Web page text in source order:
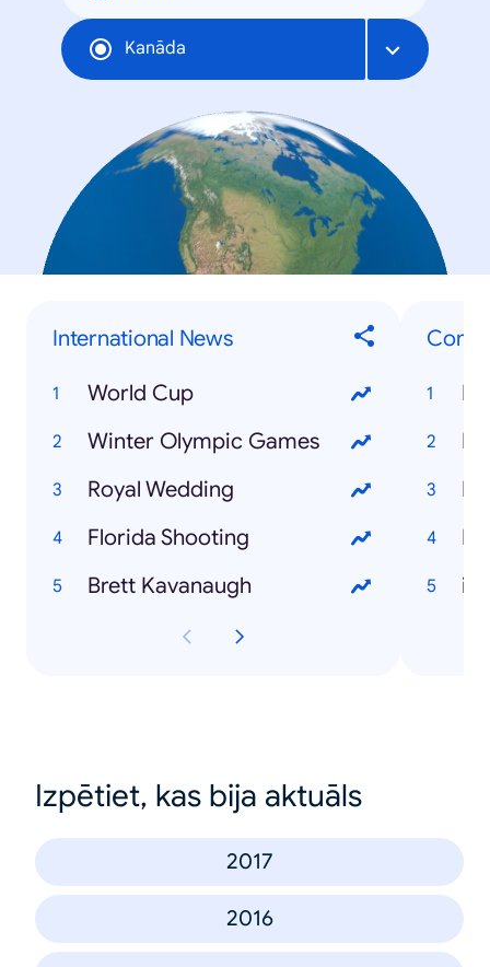
Kanāda
International News
World Cup
Winter Olympic Games
Royal Wedding
Florida Shooting
Brett Kavanaugh
Izpētiet, kas bija aktuāls
2017
2016